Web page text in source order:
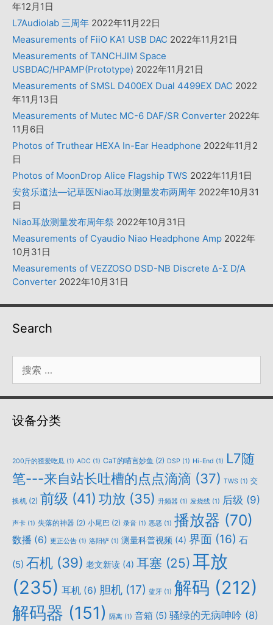
年12月1日
L7Audiolab 三周年 2022年11月22日
Measurements of FiiO KA1 USB DAC 2022年11月21日
Measurements of TANCHJIM Space
USBDAC/HPAMP(Prototype) 2022年11月21日
Measurements of SMSL D400EX Dual 4499EX DAC 2022
年11月13日
Measurements of Mutec MC-6 DAF/SR Converter 2022年
11月6日
Photos of Truthear HEXA In-Ear Headphone 2022年11月2
日
Photos of MoonDrop Alice Flagship TWS 2022年11月1日
安贫乐道法—记草医Niao耳放测量发布两周年 2022年10月31
日
Niao耳放测量发布周年祭 2022年10月31日
Measurements of Cyaudio Niao Headphone Amp 2022年
10月31日
Measurements of VEZZOSO DSD-NB Discrete Δ-Σ D/A
Converter 2022年10月31日
Search
索：
设备分类
200斤的猹爱吃瓜 (1) ADC (1) CaT的喵言妙鱼 (2) DSP (1) Hi-End (1) L7随
笔---来自站长吐槽的点点滴滴 (37) TWS (1) 交
换机 (2) 前级 (41) 功放 (35) 升频器 (1) 发烧线 (1) 后级 (9)
声卡 (1) 失落的神器 (2) 小尾巴 (2) 录音 (1) 恶恶 (1) 播放器 (70)
数播 (6) 更正公告 (1) 洛阳铲 (1) 测量科普视频 (4) 界面 (16) 石
(5) 石机 (39) 老文新读 (4) 耳塞 (25) 耳放
(235) 耳机 (6) 胆机 (17) 蓝牙 (1) 解码 (212)
解码器 (151) 隔离 (1) 音箱 (5) 骚绿的无病呻吟 (8)